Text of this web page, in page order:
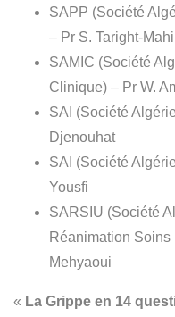
SAPP (Société
– Pr S. Taright-Mahi
SAMIC (Société
Clinique) – Pr W.
SAI (Société
Djenouhat
SAI (Société
Yousfi
SARSIU (Société
Réanimation Soins
Mehyaoui
« La Grippe en 14